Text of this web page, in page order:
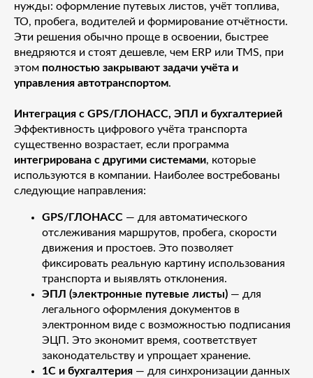
нужды: оформление путевых листов, учёт топлива,
ТО, пробега, водителей и формирование отчётности.
Эти решения обычно проще в освоении, быстрее
внедряются и стоят дешевле, чем ERP или TMS, при
этом полностью закрывают задачи учёта и
управления автотранспортом.
Интеграция с GPS/ГЛОНАСС, ЭПЛ и бухгалтерией
Эффективность цифрового учёта транспорта
существенно возрастает, если программа
интегрирована с другими системами, которые
используются в компании. Наиболее востребованы
следующие направления:
GPS/ГЛОНАСС — для автоматического
отслеживания маршрутов, пробега, скорости
движения и простоев. Это позволяет
фиксировать реальную картину использования
транспорта и выявлять отклонения.
ЭПЛ (электронные путевые листы) — для
легального оформления документов в
электронном виде с возможностью подписания
ЭЦП. Это экономит время, соответствует
законодательству и упрощает хранение.
1С и бухгалтерия — для синхронизации данных